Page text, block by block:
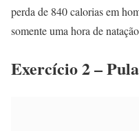
perda de 840 calorias em
somente uma hora de
Exercício 2 –